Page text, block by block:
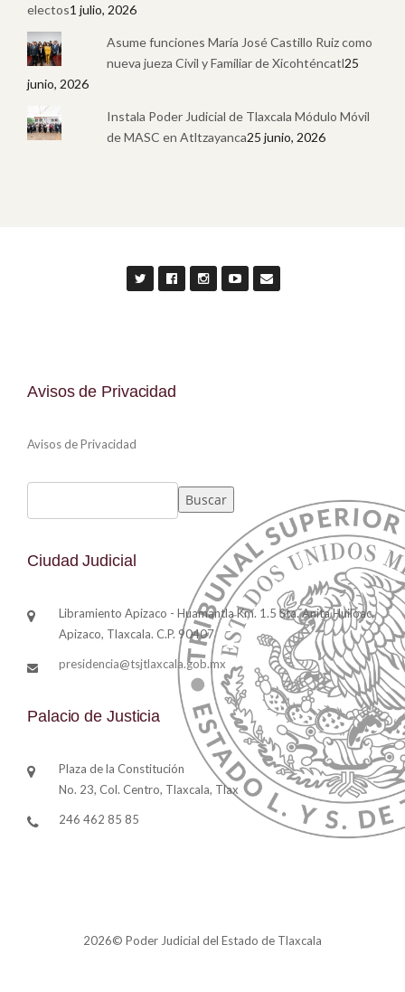
electos1 julio, 2026
Asume funciones María José Castillo Ruiz como
nueva jueza Civil y Familiar de Xicohténcatl25
junio, 2026
Instala Poder Judicial de Tlaxcala Módulo Móvil
de MASC en Atltzayanca25 junio, 2026
Avisos de Privacidad
Avisos de Privacidad
Buscar
Ciudad Judicial
Libramiento Apizaco - Huamantla Km. 1.5 Sta. Anita Huiloac,
Apizaco, Tlaxcala. C.P. 90407
presidencia@tsjtlaxcala.gob.mx
Palacio de Justicia
Plaza de la Constitución
No. 23, Col. Centro, Tlaxcala, Tlax
246 462 85 85
2026© Poder Judicial del Estado de Tlaxcala